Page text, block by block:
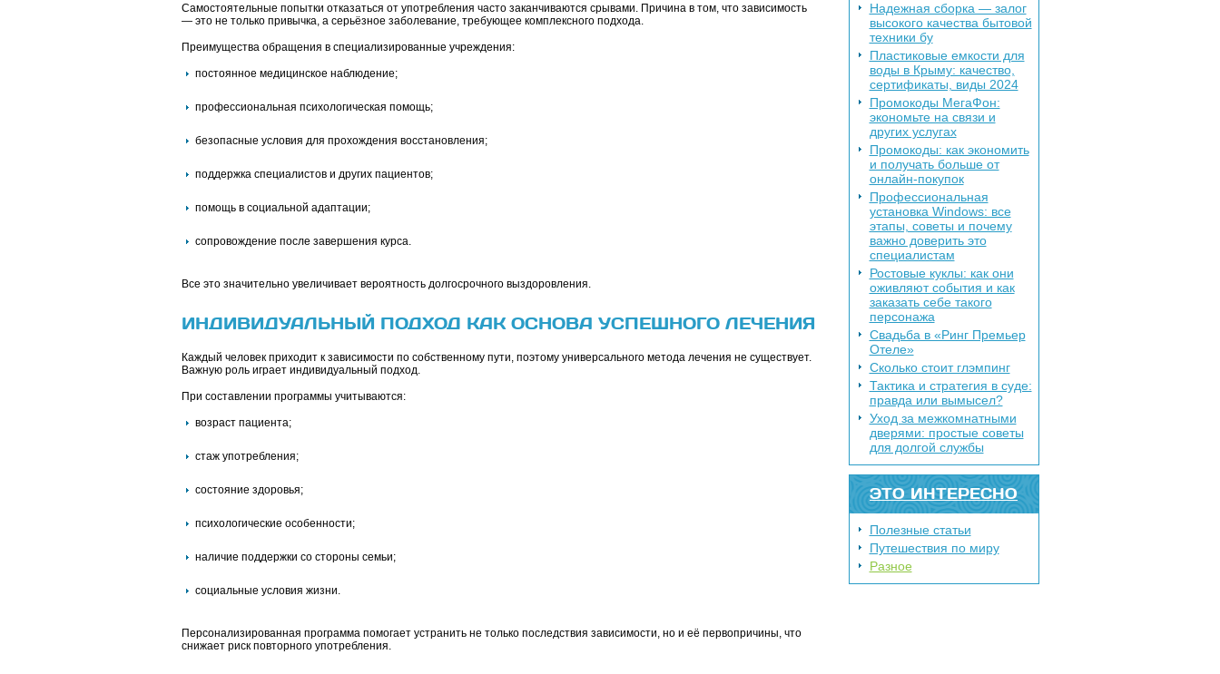
Надежная сборка — залог
высокого качества бытовой
техники бу
Пластиковые емкости для
воды в Крыму: качество,
сертификаты, виды 2024
Промокоды МегаФон:
экономьте на связи и
других услугах
Промокоды: как экономить
и получать больше от
онлайн-покупок
Профессиональная
установка Windows: все
этапы, советы и почему
важно доверить это
специалистам
Ростовые куклы: как они
оживляют события и как
заказать себе такого
персонажа
Свадьба в «Ринг Премьер
Отеле»
Сколько стоит глэмпинг
Тактика и стратегия в суде:
правда или вымысел?
Уход за межкомнатными
дверями: простые советы
для долгой службы
ЭТО ИНТЕРЕСНО
Полезные статьи
Путешествия по миру
Разное
Самостоятельные попытки отказаться от употребления часто заканчиваются срывами. Причина в том, что зависимость
— это не только привычка, а серьёзное заболевание, требующее комплексного подхода.
Преимущества обращения в специализированные учреждения:
постоянное медицинское наблюдение;
профессиональная психологическая помощь;
безопасные условия для прохождения восстановления;
поддержка специалистов и других пациентов;
помощь в социальной адаптации;
сопровождение после завершения курса.
Все это значительно увеличивает вероятность долгосрочного выздоровления.
ИНДИВИДУАЛЬНЫЙ ПОДХОД КАК ОСНОВА УСПЕШНОГО ЛЕЧЕНИЯ
Каждый человек приходит к зависимости по собственному пути, поэтому универсального метода лечения не существует.
Важную роль играет индивидуальный подход.
При составлении программы учитываются:
возраст пациента;
стаж употребления;
состояние здоровья;
психологические особенности;
наличие поддержки со стороны семьи;
социальные условия жизни.
Персонализированная программа помогает устранить не только последствия зависимости, но и её первопричины, что
снижает риск повторного употребления.